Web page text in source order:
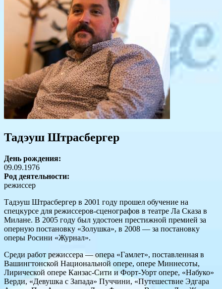
Тадэуш Штрасбергер
День рождения:
09.09.1976
Род деятельности:
режиссер
Тадэуш Штрасбергер в 2001 году прошел обучение на
спецкурсе для режиссеров-сценографов в театре Ла Сказа в
Милане. В 2005 году был удостоен престижной премией за
оперную постановку «Золушка», в 2008 — за постановку
оперы Росини «Журнал».
Среди работ режиссера — опера «Гамлет», поставленная в
Вашингтонской Национальной опере, опере Миннесоты,
Лирической опере Канзас-Сити и Форт-Уорт опере, «Набуко»
Верди, «Девушка с Запада» Пуччини, «Путешествие Эдгара